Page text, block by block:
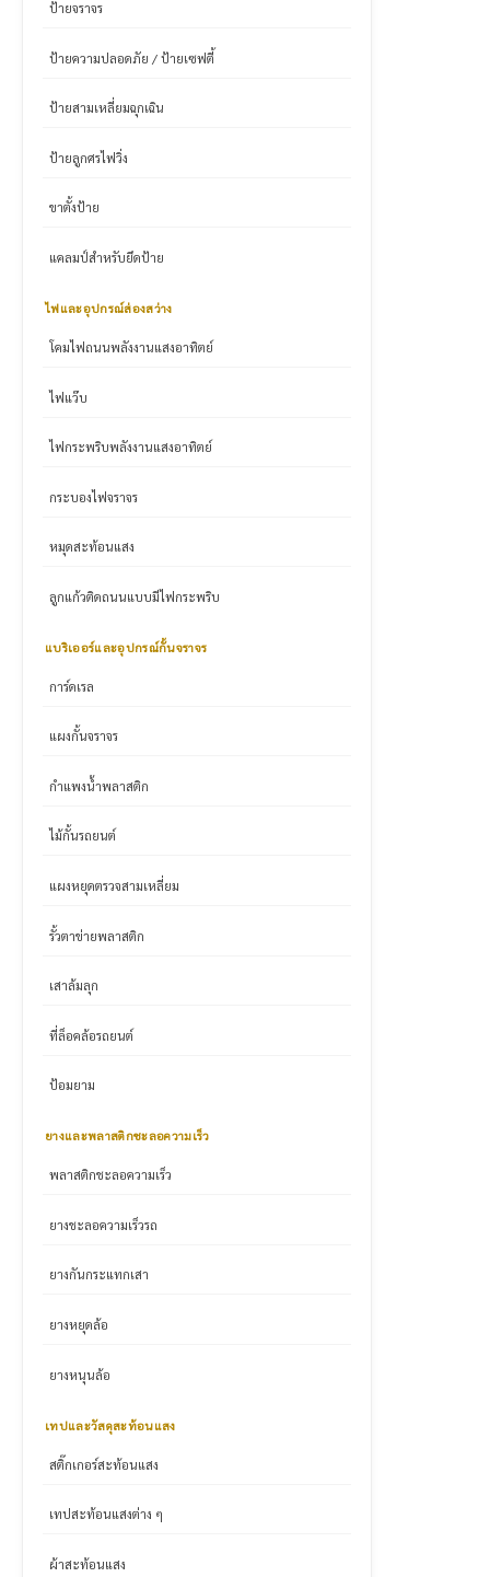
ป้ายจราจร
ป้ายความปลอดภัย / ป้ายเซฟตี้
ป้ายสามเหลี่ยมฉุกเฉิน
ป้ายลูกศรไฟวิ่ง
ขาตั้งป้าย
แคลมป์สำหรับยึดป้าย
ไฟและอุปกรณ์ส่องสว่าง
โคมไฟถนนพลังงานแสงอาทิตย์
ไฟแว๊บ
ไฟกระพริบพลังงานแสงอาทิตย์
กระบองไฟจราจร
หมุดสะท้อนแสง
ลูกแก้วติดถนนแบบมีไฟกระพริบ
แบริเออร์และอุปกรณ์กั้นจราจร
การ์ดเรล
แผงกั้นจราจร
กำแพงน้ำพลาสติก
ไม้กั้นรถยนต์
แผงหยุดตรวจสามเหลี่ยม
รั้วตาข่ายพลาสติก
เสาล้มลุก
ที่ล็อคล้อรถยนต์
ป้อมยาม
ยางและพลาสติกชะลอความเร็ว
พลาสติกชะลอความเร็ว
ยางชะลอความเร็วรถ
ยางกันกระแทกเสา
ยางหยุดล้อ
ยางหนุนล้อ
เทปและวัสดุสะท้อนแสง
สติ๊กเกอร์สะท้อนแสง
เทปสะท้อนแสงต่าง ๆ
ผ้าสะท้อนแสง